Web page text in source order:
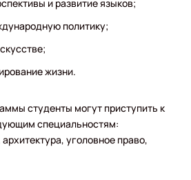
и развитие языков;
политику;
жизни.
студенты могут приступить к
специальностям:
уголовное право,